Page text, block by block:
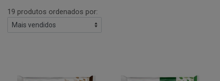
19 produtos ordenados por: